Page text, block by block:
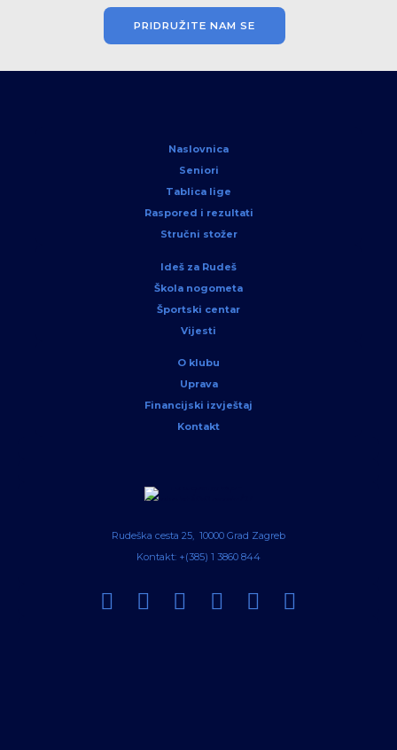
PRIDRUŽITE NAM SE
Naslovnica
Seniori
Tablica lige
Raspored i rezultati
Stručni stožer
Ideš za Rudeš
Škola nogometa
Športski centar
Vijesti
O klubu
Uprava
Financijski izvještaj
Kontakt
Rudeška cesta 25, 10000 Grad Zagreb
Kontakt: +(385) 1 3860 844